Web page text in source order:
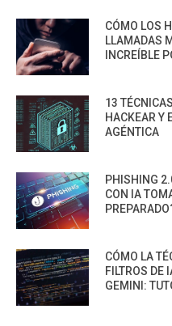
CÓMO LOS
LLAMADAS
INCREÍBLE
13
HACKEAR Y
AGÉNTICA
PHISHING
CON IA
CÓMO LA
FILTROS DE
GEMINI: